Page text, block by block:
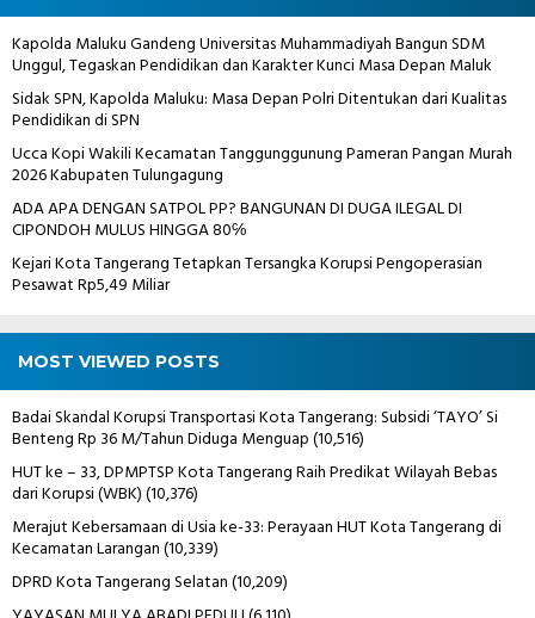
Kapolda Maluku Gandeng Universitas Muhammadiyah Bangun SDM
Unggul, Tegaskan Pendidikan dan Karakter Kunci Masa Depan Maluk
Sidak SPN, Kapolda Maluku: Masa Depan Polri Ditentukan dari Kualitas
Pendidikan di SPN
Ucca Kopi Wakili Kecamatan Tanggunggunung Pameran Pangan Murah
2026 Kabupaten Tulungagung
ADA APA DENGAN SATPOL PP? BANGUNAN DI DUGA ILEGAL DI
CIPONDOH MULUS HINGGA 80℅
Kejari Kota Tangerang Tetapkan Tersangka Korupsi Pengoperasian
Pesawat Rp5,49 Miliar
MOST VIEWED POSTS
Badai Skandal Korupsi Transportasi Kota Tangerang: Subsidi ‘TAYO’ Si
Benteng Rp 36 M/Tahun Diduga Menguap(10,516)
HUT ke – 33, DPMPTSP Kota Tangerang Raih Predikat Wilayah Bebas
dari Korupsi (WBK)(10,376)
Merajut Kebersamaan di Usia ke-33: Perayaan HUT Kota Tangerang di
Kecamatan Larangan(10,339)
DPRD Kota Tangerang Selatan(10,209)